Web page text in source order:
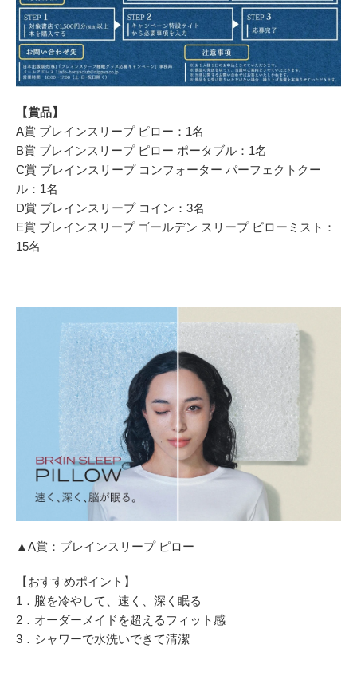
【賞品】
A賞 ブレインスリープ ピロー：1名
B賞 ブレインスリープ ピロー ポータブル：1名
C賞 ブレインスリープ コンフォーター パーフェクトクー
ル：1名
D賞 ブレインスリープ コイン：3名
E賞 ブレインスリープ ゴールデン スリープ ピローミスト：
15名
▲A賞：ブレインスリープ ピロー
【おすすめポイント】
1．脳を冷やして、速く、深く眠る
2．オーダーメイドを超えるフィット感
3．シャワーで水洗いできて清潔